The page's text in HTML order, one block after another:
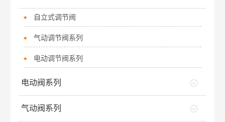
自立式调节阀
气动调节阀系列
电动调节阀系列
电动阀系列
气动阀系列